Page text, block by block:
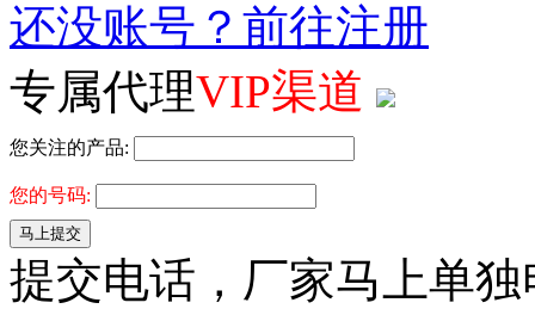
还没账号？前往注册
专属代理VIP渠道
您关注的产品:
您的号码:
马上提交
提交电话，厂家马上单